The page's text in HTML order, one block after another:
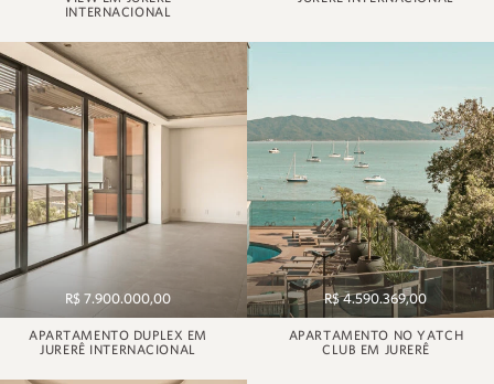
INTERNACIONAL
R$ 7.900.000,00
APARTAMENTO DUPLEX EM
JURERÊ INTERNACIONAL
R$ 4.590.369,00
APARTAMENTO NO YATCH
CLUB EM JURERÊ